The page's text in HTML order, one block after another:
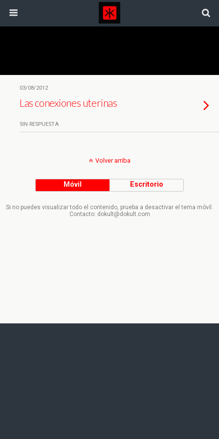
03/08/2012
Las conexiones uterinas
SIN RESPUESTA
Volver arriba
Móvil Escritorio
Si no puedes visualizar todo el contenido, prueba a desactivar el tema móvil.
Contacto: dokult@dokult.com